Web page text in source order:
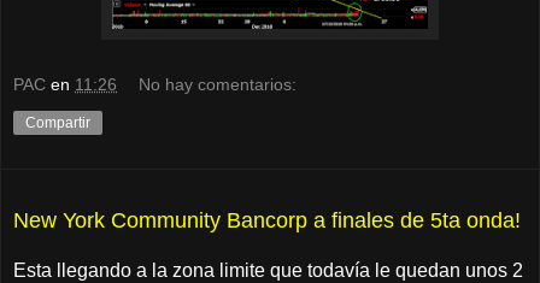
PAC en 11:26 No hay comentarios:
Compartir
New York Community Bancorp a finales de 5ta onda!
Esta llegando a la zona limite que todavía le quedan unos 2